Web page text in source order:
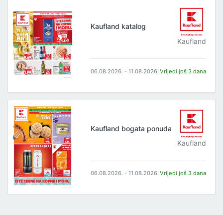
Kaufland katalog
Kaufland
06.08.2026. - 11.08.2026. Vrijedi još 3 dana
Kaufland bogata ponuda
Kaufland
06.08.2026. - 11.08.2026. Vrijedi još 3 dana